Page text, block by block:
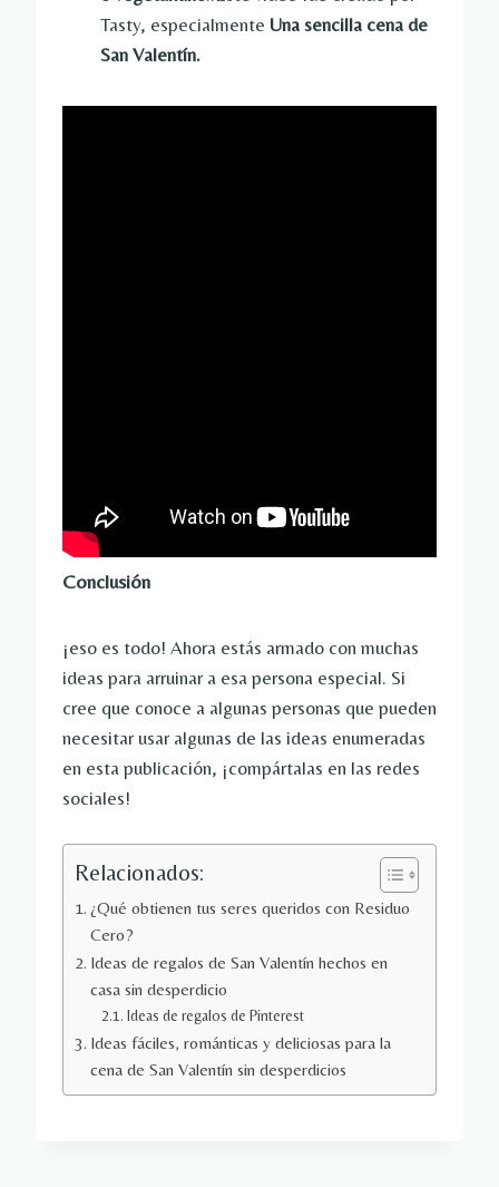
Tasty, especialmente Una sencilla cena de
San Valentín.
Conclusión
¡eso es todo! Ahora estás armado con muchas
ideas para arruinar a esa persona especial. Si
cree que conoce a algunas personas que pueden
necesitar usar algunas de las ideas enumeradas
en esta publicación, ¡compártalas en las redes
sociales!
Relacionados:
¿Qué obtienen tus seres queridos con Residuo
Cero?
Ideas de regalos de San Valentín hechos en
casa sin desperdicio
Ideas de regalos de Pinterest
Ideas fáciles, románticas y deliciosas para la
cena de San Valentín sin desperdicios